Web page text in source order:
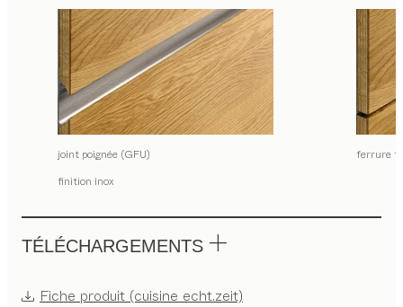
joint poignée (GFU)
finition inox
ferrure
TÉLÉCHARGEMENTS
Fiche produit (cuisine echt.zeit)